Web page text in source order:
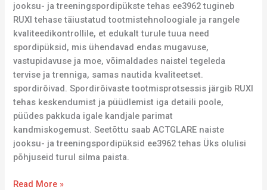
jooksu- ja treeningspordipükste tehas ee3962 tugineb
RUXI tehase täiustatud tootmistehnoloogiale ja rangele
kvaliteedikontrollile, et edukalt turule tuua need
spordipüksid, mis ühendavad endas mugavuse,
vastupidavuse ja moe, võimaldades naistel tegeleda
tervise ja trenniga, samas nautida kvaliteetset.
spordirõivad. Spordirõivaste tootmisprotsessis järgib RUXI
tehas keskendumist ja püüdlemist iga detaili poole,
püüdes pakkuda igale kandjale parimat
kandmiskogemust. Seetõttu saab ACTGLARE naiste
jooksu- ja treeningspordipüksid ee3962 tehas Üks olulisi
põhjuseid turul silma paista.
Read More »